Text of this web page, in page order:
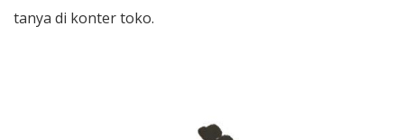
tanya di konter toko.